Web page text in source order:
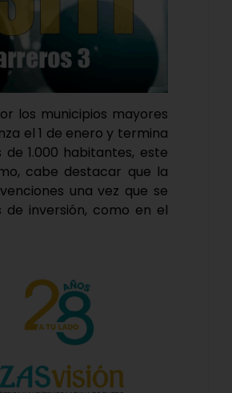
los municipios mayores
el 1 de enero y termina
1.000 habitantes, este
cabe destacar que la
una vez que se
inversión, como en el